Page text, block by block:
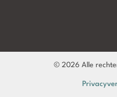
© 2026 Alle